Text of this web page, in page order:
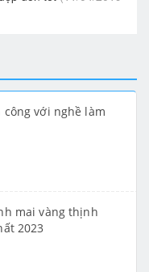
với nghề làm
mai vàng thịnh
2023